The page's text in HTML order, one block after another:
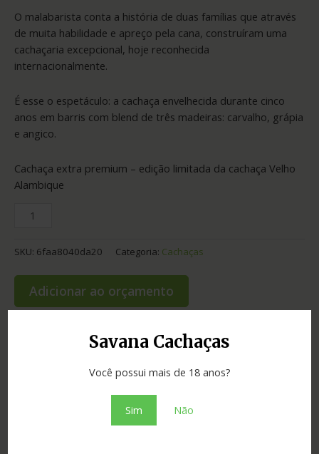
Savana Cachaças
Você possui mais de 18 anos?
Sim Não
O malabarista conta a história de duas famílias que através
de muita habilidade e apreço pela cana, construíram uma
cachaçaria excepcional, hoje reconhecida
internacionalmente.
É esse o espetáculo: a cachaça envelhecida durante cinco
anos em barris com blend de três madeiras: carvalho, grápia
e angico.
Cachaça extra premium – edição limitada da cachaça Velho
Alambique
SKU: 6faa8040da20 Categoria: Cachaças
Adicionar ao orçamento
5 anos